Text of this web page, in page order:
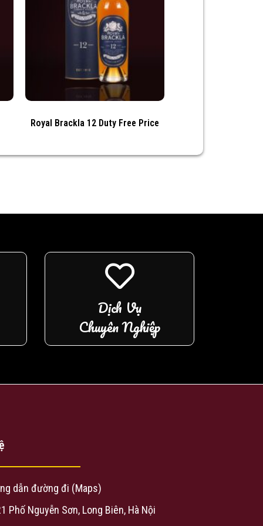
Royal Brackla 12 Duty Free Price
Dịch Vụ
Chuyên Nghiệp
dẫn đường đi (Maps)
Phố Nguyễn Sơn, Long Biên, Hà Nội